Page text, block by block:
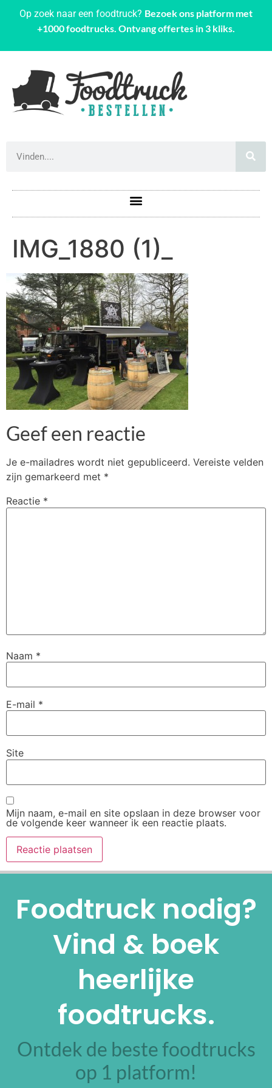
Op zoek naar een foodtruck? Bezoek ons platform met
+1000 foodtrucks. Ontvang offertes in 3 kliks.
IMG_1880 (1)_
Geef een reactie
Je e-mailadres wordt niet gepubliceerd. Vereiste velden
zijn gemarkeerd met *
Reactie *
Naam *
E-mail *
Site
Mijn naam, e-mail en site opslaan in deze browser voor
de volgende keer wanneer ik een reactie plaats.
Foodtruck nodig?
Vind & boek
heerlijke
foodtrucks.
Ontdek de beste foodtrucks
op 1 platform!